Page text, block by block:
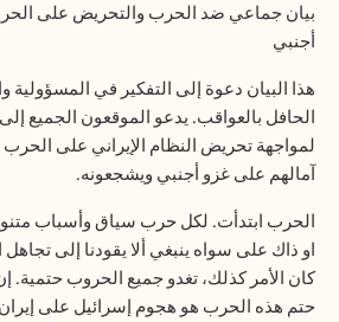
بيان جماعي ضد الحرب والتحريض على
أجنبي
هذا البيان دعوة إلى التفكير في المسؤولية
الحافل بالعواقب. يدعو الموقعون الجميع
لمواجهة تحريض النظام الإيراني على الحرب
آمالهم على غزو أجنبي ويشجعونه.
الحرب ابتدأت. لكل حرب سياق وأسباب
او ذاك على سواه ينبغي ألا يقودنا إلى
كان الأمر كذلك، تغدو جميع الحروب حتمية.
حتم هذه الحرب هو هجوم إسرائيل على